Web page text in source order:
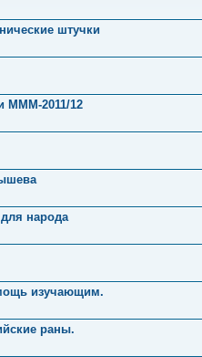
штучки
2011/12
народа
изучающим.
раны.